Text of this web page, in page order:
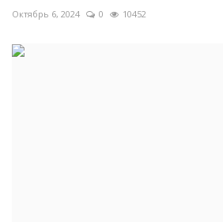
Октябрь 6, 2024 0 10452